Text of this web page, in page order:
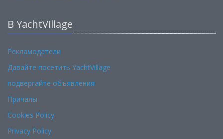
В YachtVillage
Рекламодатели
Давайте посетить YachtVillage
подвергайте объявления
Причалы
Cookies Policy
Privacy Policy